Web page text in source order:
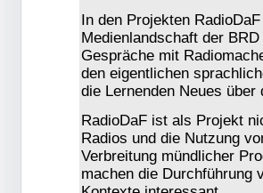
In den Projekten
Medienlandschaft der
Gespräche mit
den eigentlichen
die Lernenden Neues
RadioDaF ist als Projekt
Radios und die Nutzung
Verbreitung mündlicher
machen die Durchführung